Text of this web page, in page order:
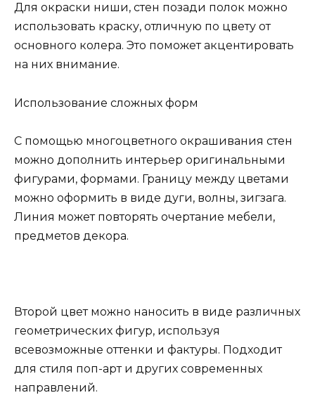
Для окраски ниши, стен позади полок можно
использовать краску, отличную по цвету от
основного колера. Это поможет акцентировать
на них внимание.
Использование сложных форм
С помощью многоцветного окрашивания стен
можно дополнить интерьер оригинальными
фигурами, формами. Границу между цветами
можно оформить в виде дуги, волны, зигзага.
Линия может повторять очертание мебели,
предметов декора.
Второй цвет можно наносить в виде различных
геометрических фигур, используя
всевозможные оттенки и фактуры. Подходит
для стиля поп-арт и других современных
направлений.